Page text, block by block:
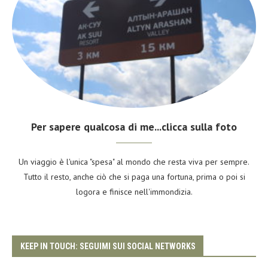
Per sapere qualcosa di me...clicca sulla foto
Un viaggio è l'unica "spesa" al mondo che resta viva per sempre.
Tutto il resto, anche ciò che si paga una fortuna, prima o poi si
logora e finisce nell'immondizia.
KEEP IN TOUCH: SEGUIMI SUI SOCIAL NETWORKS